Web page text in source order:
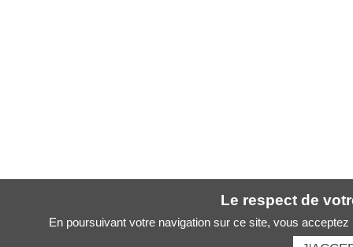
Le respect de
En poursuivant votre navigation sur ce site, vous